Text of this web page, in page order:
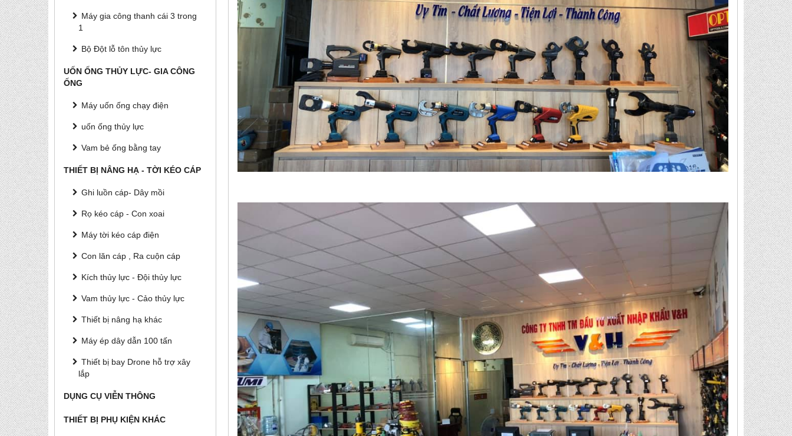
Máy gia công thanh cái 3 trong
1
Bộ Đột lỗ tôn thủy lực
UỐN ỐNG THỦY LỰC- GIA CÔNG
ỐNG
Máy uốn ống chạy điện
uốn ống thủy lực
Vam bẻ ống bằng tay
THIẾT BỊ NÂNG HẠ - TỜI KÉO CÁP
Ghi luồn cáp- Dây mồi
Rọ kéo cáp - Con xoai
Máy tời kéo cáp điện
Con lăn cáp , Ra cuộn cáp
Kích thủy lực - Đội thủy lực
Vam thủy lực - Cảo thủy lực
Thiết bị nâng hạ khác
Máy ép dây dẫn 100 tấn
Thiết bị bay Drone hỗ trợ xây
lắp
DỤNG CỤ VIỄN THÔNG
THIẾT BỊ PHỤ KIỆN KHÁC